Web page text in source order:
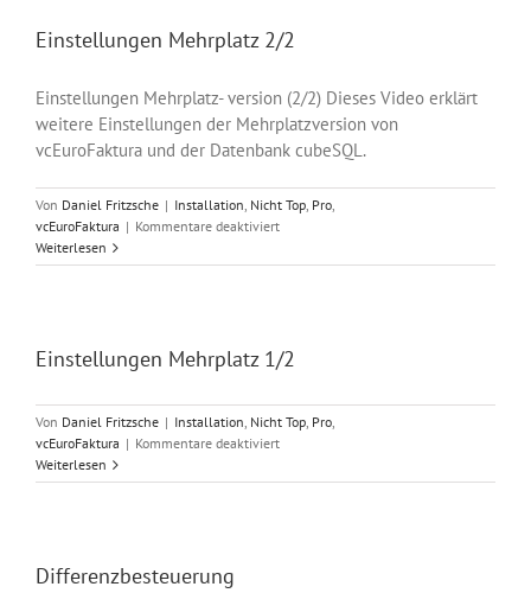
Einstellungen Mehrplatz 2/2
Einstellungen Mehrplatz- version (2/2) Dieses Video erklärt
weitere Einstellungen der Mehrplatzversion von
vcEuroFaktura und der Datenbank cubeSQL.
Von Daniel Fritzsche | Installation, Nicht Top, Pro,
vcEuroFaktura | Kommentare deaktiviertfür
Mehrplatz
Weiterlesen
Einstellungen Mehrplatz 1/2
Von Daniel Fritzsche | Installation, Nicht Top, Pro,
vcEuroFaktura | Kommentare deaktiviertfür
Mehrplatz
Weiterlesen
Differenzbesteuerung